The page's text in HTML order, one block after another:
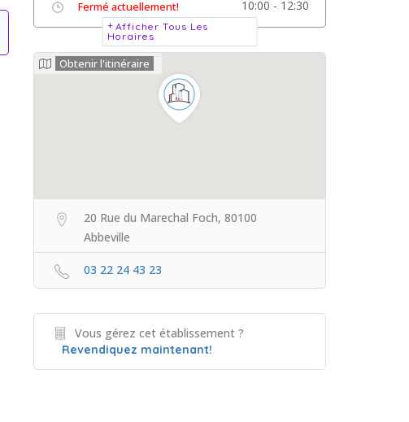
Fermé actuellement! 10:00 - 12:30
Afficher Tous Les
Horaires
Obtenir l'itinéraire
20 Rue du Marechal Foch, 80100
Abbeville
03 22 24 43 23
Vous gérez cet établissement ?
Revendiquez maintenant!